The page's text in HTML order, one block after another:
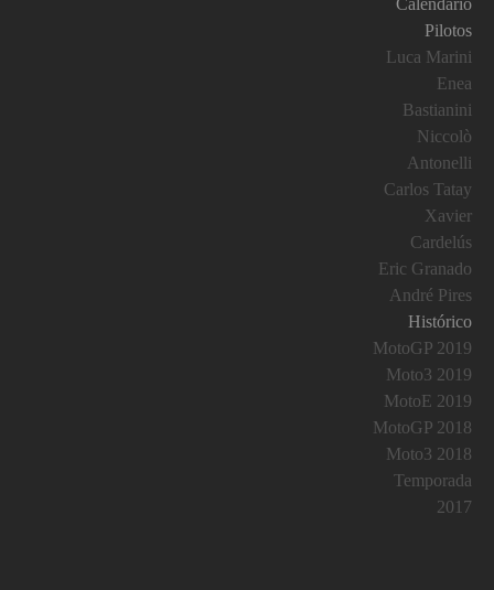
Pilotos
Luca Marini
Enea
Bastianini
Niccolò
Antonelli
Carlos Tatay
Xavier
Cardelús
Eric Granado
André Pires
Histórico
MotoGP 2019
Moto3 2019
MotoE 2019
MotoGP 2018
Moto3 2018
Temporada
2017